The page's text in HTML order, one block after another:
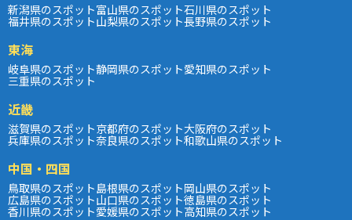
新潟県のスポット富山県のスポット石川県のスポット
福井県のスポット山梨県のスポット長野県のスポット
東海
岐阜県のスポット静岡県のスポット愛知県のスポット
三重県のスポット
近畿
滋賀県のスポット京都府のスポット大阪府のスポット
兵庫県のスポット奈良県のスポット和歌山県のスポット
中国・四国
鳥取県のスポット島根県のスポット岡山県のスポット
広島県のスポット山口県のスポット徳島県のスポット
香川県のスポット愛媛県のスポット高知県のスポット